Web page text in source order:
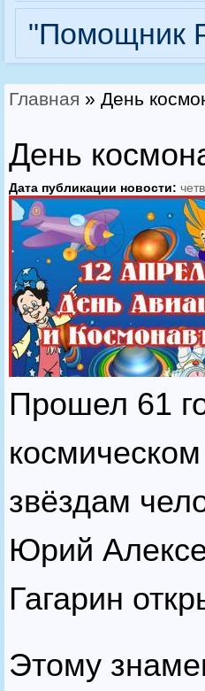
"Помощник
Вы здесь
Главная » День
День
Дата публикации новости:
Прошел 61
звёздам
Юрий
Гагарин
Этому